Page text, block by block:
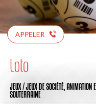
APPELER
Loto
JEUX / JEUX DE SOCIÉTÉ, ANIMATION
SOUTERRAINE